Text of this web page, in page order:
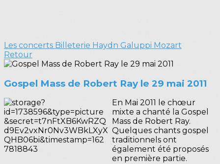
Les concerts Billeterie Haydn Galuppi Mozart
Retour
Gospel Mass de Robert Ray le 29 mai 2011
En Mai 2011 le chœur
mixte a chanté la Gospel
Mass de Robert Ray.
Quelques chants gospel
traditionnels ont
également été proposés
en première partie.